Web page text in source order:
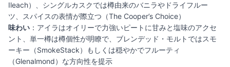
Ileach）、シングルカスクでは樽由来のバニラやドライフルー
ツ、スパイスの表情が際立つ（The Cooper’s Choice）
味わい ：アイラはオイリーで力強いピートに甘みと塩味のアクセ
ント、単一樽は樽個性が明瞭で、ブレンデッド・モルトではスモ
ーキー（SmokeStack）もしくは穏やかでフルーティ
（Glenalmond）な方向性を提示